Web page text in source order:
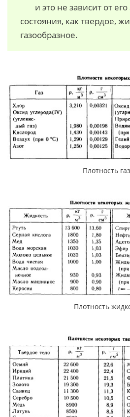
и это не зависит от его
состояния, как твердое,
газообразное.
Плотность
Плотность